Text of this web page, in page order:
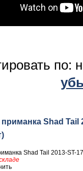
по:
приманка Shad Tail
Shad Tail 2013-ST-